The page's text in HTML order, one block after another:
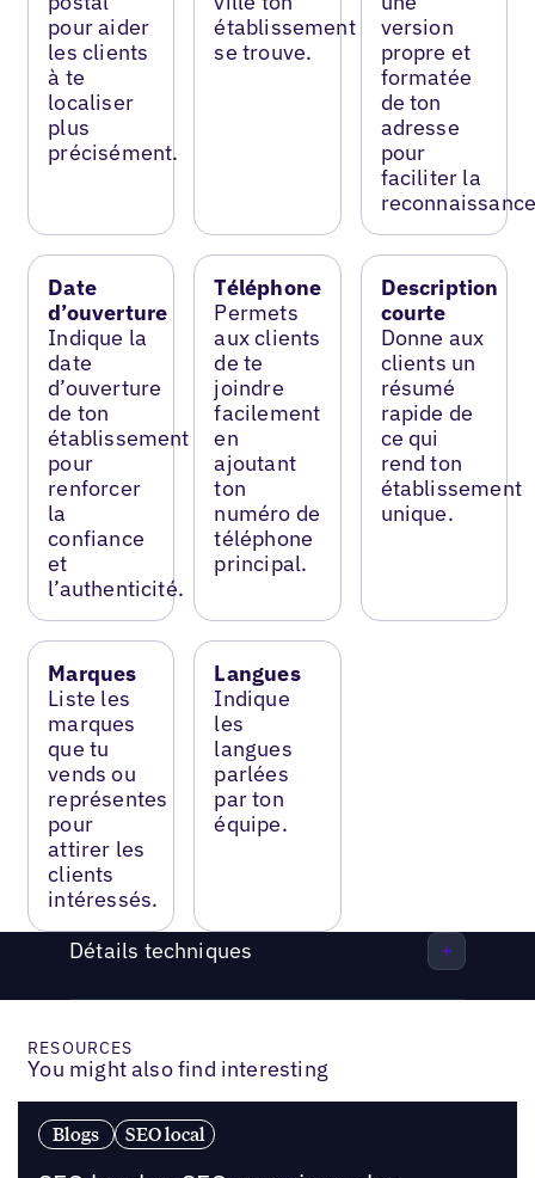
pour aider
les clients
à te
localiser
plus
précisément.
établissement
se trouve.
version
propre et
formatée
de ton
adresse
pour
faciliter la
Date
d’ouverture
Indique la
date
d’ouverture
de ton
établissement
pour
renforcer
la
confiance
et
l’authenticité.
Téléphone
Permets
aux clients
de te
joindre
facilement
en
ajoutant
ton
numéro de
téléphone
principal.
Description
courte
Donne aux
clients un
résumé
rapide de
ce qui
rend ton
établissement
unique.
Marques
Liste les
marques
que tu
vends ou
représentes
pour
attirer les
clients
intéressés.
Langues
Indique
les
langues
parlées
par ton
équipe.
Détails techniques
RESOURCES
You might also find interesting
Blogs SEO local